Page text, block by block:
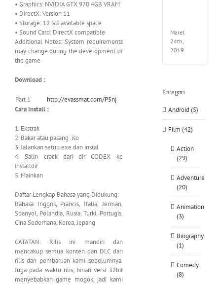
• Graphics: NVIDIA GTX 970 4GB VRAM
• DirectX: Version 11
• Storage: 12 GB available space
• Sound Card: DirectX compatible
Additional Notes: System requirements
may change during the development of
the game
Download :
Part 1
http://evassmat.com/P5nj
Cara Install :
1. Ekstrak
2. Bakar atau pasang .iso
3. Jalankan setup.exe dan instal
4. Salin crack dari dir CODEX ke
installdir
5. Mainkan
Daftar Lengkap Bahasa yang Didukung:
Bahasa Inggris, Prancis, Italia, Jerman,
Spanyol, Polandia, Rusia, Turki, Portugis,
Cina Sederhana, Korea, Jepang
CATATAN: Rilis ini mandiri dan
mencakup semua konten dan DLC dari
rilis dan pembaruan kami sebelumnya.
Juga pada waktu rilis, binari versi 32bit
menyebabkan game mogok, jadi kami
Maret
24th,
2019
Kategori
Android (5)
Film (42)
Action
(29)
Adventure
(20)
Animation
(3)
Biography
(1)
Comedy
(8)